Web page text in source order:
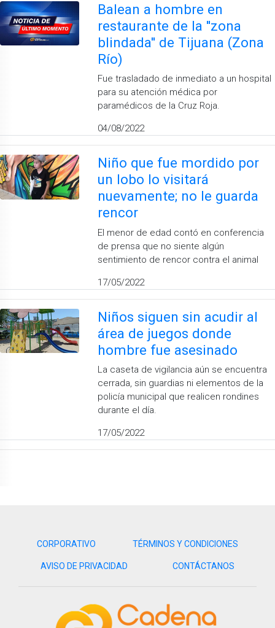
Balean a hombre en
restaurante de la ''zona
blindada'' de Tijuana (Zona
Río)
Fue trasladado de inmediato a un hospital
para su atención médica por
paramédicos de la Cruz Roja.
04/08/2022
Niño que fue mordido por
un lobo lo visitará
nuevamente; no le guarda
rencor
El menor de edad contó en conferencia
de prensa que no siente algún
sentimiento de rencor contra el animal
17/05/2022
Niños siguen sin acudir al
área de juegos donde
hombre fue asesinado
La caseta de vigilancia aún se encuentra
cerrada, sin guardias ni elementos de la
policía municipal que realicen rondines
durante el día.
17/05/2022
CORPORATIVO TÉRMINOS Y CONDICIONES
AVISO DE PRIVACIDAD CONTÁCTANOS